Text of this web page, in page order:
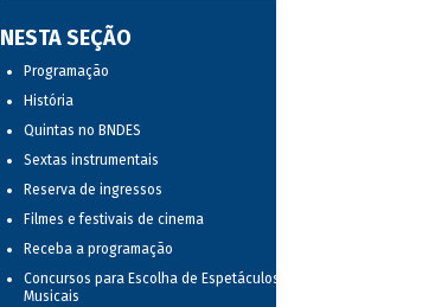
NESTA SEÇÃO
Programação
História
Quintas no BNDES
Sextas instrumentais
Reserva de ingressos
Filmes e festivais de cinema
Receba a programação
Concursos para Escolha de Espetáculos
Musicais